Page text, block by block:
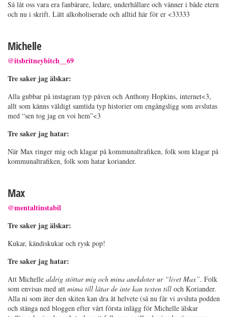
Så låt oss vara era fanbärare, ledare, underhållare och vänner i både etern
och nu i skrift. Lätt alkoholiserade och alltid här för er <33333
Michelle
@itsbritneybitch__69
Tre saker jag älskar:
Alla gubbar på instagram typ påven och Anthony Hopkins, internet<3,
allt som känns väldigt samtida typ historier om engångsligg som avslutas
med “sen tog jag en voi hem”<3
Tre saker jag hatar:
När Max ringer mig och klagar på kommunaltrafiken, folk som klagar på
kommunaltrafiken, folk som hatar koriander.
Max
@mentaltinstabil
Tre saker jag älskar:
Kukar, kändiskukar och rysk pop!
Tre saker jag hatar:
Att Michelle aldrig stöttar mig och mina anekdoter ur “livet Max”. Folk
som envisas med att mima till låtar de inte kan texten till och Koriander.
Alla ni som äter den skiten kan dra åt helvete (så nu får vi avsluta podden
och stänga ned bloggen efter vårt första inlägg för Michelle älskar